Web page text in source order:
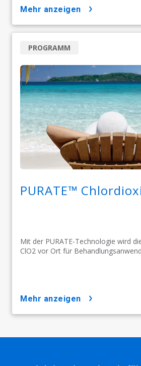
mehr anzeigen
PURATE™
Mit der PURATE-Technologie wird
ClO2 vor Ort für
PROGRAMM
mehr anzeigen